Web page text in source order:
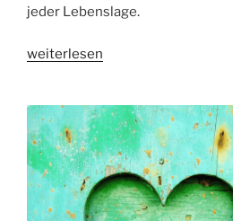
jeder Lebenslage.
„KREATIV
für
Fortgeschrittene;-)“
weiterlesen